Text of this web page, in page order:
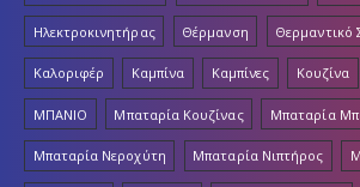
Ηλεκτροκινητήρας Θέρμανση Θερμαντικό
Καλοριφέρ Καμπίνα Καμπίνες Κουζίνα
ΜΠΑΝΙΟ Μπαταρία Κουζίνας Μπαταρία
Μπαταρία Νεροχύτη Μπαταρία Νιπτήρος